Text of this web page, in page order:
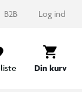
B2B Log ind
Din kurv